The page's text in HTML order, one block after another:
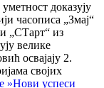
доказују
часописа „Змај“
„СТарт“ из
велике
освајају 2.
својих
»Нови успеси